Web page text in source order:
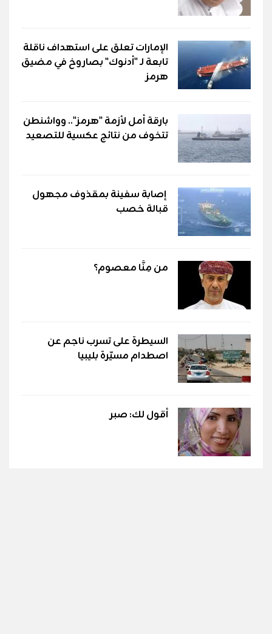
الإمارات تعلق على استهداف ناقلة
تابعة لـ "أدنوك" بصاروخ في مضيق
هرمز
بارقة أمل لأزمة "هرمز".. وواشنطن
تتخوف من نتائج عكسية للتصعيد
إصابة سفينة بمقذوف مجهول
قبالة خصب
من مِنَّا معصوم؟
السيطرة على تسرب ناجم عن
اصطدام مسيّرة بليبيا
أقول لك: صبر